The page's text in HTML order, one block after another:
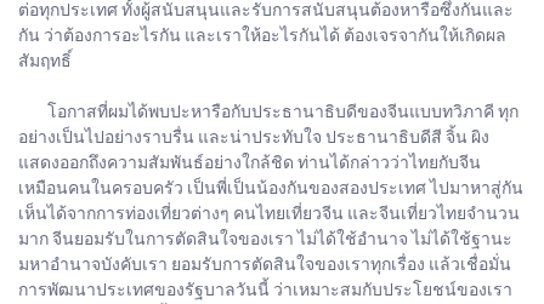
ต่อทุกประเทศ ทั้งผู้สนับสนุนและรับการสนับสนุนต้องหารือซึ่งกันและ
กัน ว่าต้องการอะไรกัน และเราให้อะไรกันได้ ต้องเจรจากันให้เกิดผล
สัมฤทธิ์
โอกาสที่ผมได้พบปะหารือกับประธานาธิบดีของจีนแบบทวิภาคี ทุก
อย่างเป็นไปอย่างราบรื่น และน่าประทับใจ ประธานาธิบดีสี จิ้น ผิง
แสดงออกถึงความสัมพันธ์อย่างใกล้ชิด ท่านได้กล่าวว่าไทยกับจีน
เหมือนคนในครอบครัว เป็นพี่เป็นน้องกันของสองประเทศ ไปมาหาสู่กัน
เห็นได้จากการท่องเที่ยวต่างๆ คนไทยเที่ยวจีน และจีนเที่ยวไทยจำนวน
มาก จีนยอมรับในการตัดสินใจของเรา ไม่ได้ใช้อำนาจ ไม่ได้ใช้ฐานะ
มหาอำนาจบังคับเรา ยอมรับการตัดสินใจของเราทุกเรื่อง แล้วเชื่อมั่น
การพัฒนาประเทศของรัฐบาลวันนี้ ว่าเหมาะสมกับประโยชน์ของเรา